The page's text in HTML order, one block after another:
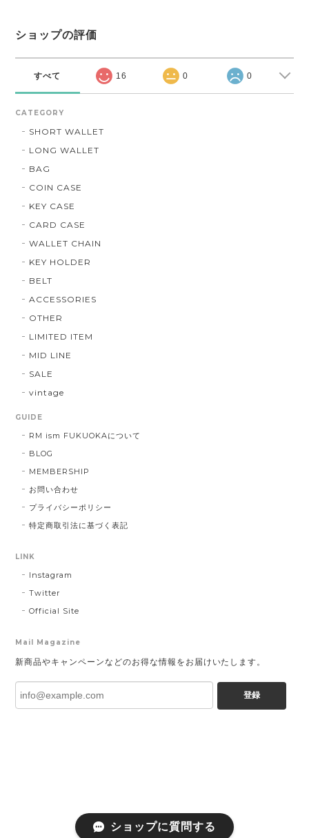
ショップの評価
すべて 16 0 0
CATEGORY
SHORT WALLET
LONG WALLET
BAG
COIN CASE
KEY CASE
CARD CASE
WALLET CHAIN
KEY HOLDER
BELT
ACCESSORIES
OTHER
LIMITED ITEM
MID LINE
SALE
vintage
GUIDE
RM ism FUKUOKAについて
BLOG
MEMBERSHIP
お問い合わせ
プライバシーポリシー
特定商取引法に基づく表記
LINK
Instagram
Twitter
Official Site
Mail Magazine
新商品やキャンペーンなどのお得な情報をお届けいたします。
登録
ショップに質問する